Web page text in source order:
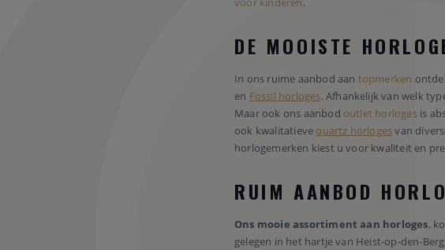
DE MOOISTE
In ons ruime aanbod aan topmerken
en Fossil horloges. Afhankelijk van welk
Maar ook ons aanbod outlet horlogesis
ook kwalitatieve quartz horlogesvan
horlogemerken kiest u voor kwaliteit en
RUIM AANBOD
Ons mooie assortiment aan horloges,
gelegen in het hartje van Heist-op-den-